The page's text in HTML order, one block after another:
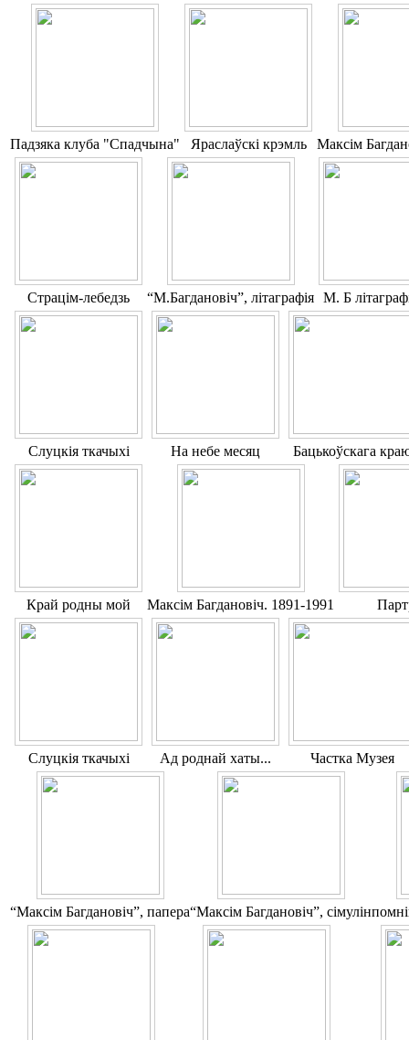
Падзяка клубa "Спадчына" Яраслаўскі крэмль Максім
Страцім-лебедзь “М.Багдановіч”, літаграфія М. Б
Слуцкія ткачыхі На небе месяц Бацькоўскага
Край родны мой Максім Багдановіч. 1891-1991
Слуцкія ткачыхі Ад роднай хаты... Частка Музея
“Максім Багдановіч”, папера“Максім Багдановіч”, сімулін